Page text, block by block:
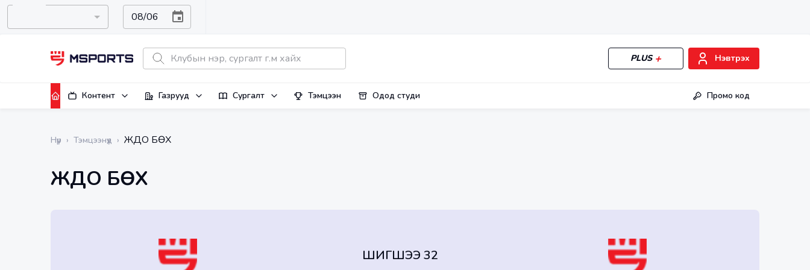
PLUS Нэвтрэх
Контент Газрууд Сургалт Тэмцээн Одод студи Промо код
Нүүр › Тэмцээнүүд › ЖҮДО БӨХ
ЖҮДО БӨХ
ШИГШЭЭ 32